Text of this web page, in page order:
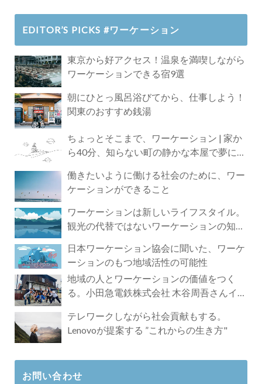
EDITOR’S PICKS #ワーケーション
東京から好アクセス！温泉を満喫しながら
ワーケーションできる宿9選
朝にひとっ風呂浴びてから、仕事しよう！
関東のおすすめ銭湯
ちょっとそこまで、ワーケーション | 家か
ら40分、知らない町の静かな本屋で夢に近
働きたいように働ける社会のために、ワー
ケーションができること
ワーケーションは新しいライフスタイル。
観光の代替ではないワーケーションの知ら
日本ワーケーション協会に聞いた、ワーケ
ーションのもつ地域活性の可能性
地域の人とワーケーションの価値をつく
る。小田急電鉄株式会社 木谷周吾さんイン
テレワークしながら社会貢献もする。
Lenovoが提案する ”これからの生き方"
お問い合わせ